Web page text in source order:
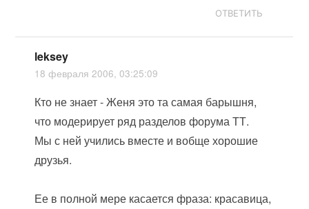
ОТВЕТИТЬ
leksey
18 февраля 2006, 03:25:09
Кто не знает - Женя это та самая барышня,
что модерирует ряд разделов форума ТТ.
Мы с ней учились вместе и вобще хорошие
друзья.
Ее в полной мере касается фраза: красавица,